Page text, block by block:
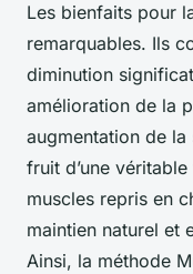
Les bienfaits pour
remarquables. Ils
diminution
amélioration de la
augmentation de la
fruit d’une
muscles repris en
maintien naturel et
Ainsi, la méthode